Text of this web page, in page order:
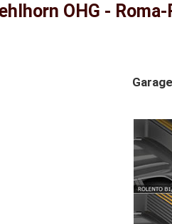
OHG -